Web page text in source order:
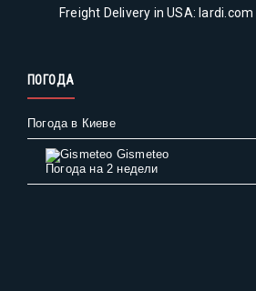
Freight Delivery in USA: lardi.com
ПОГОДА
Погода в Киеве
Gismeteo
Погода на 2 недели